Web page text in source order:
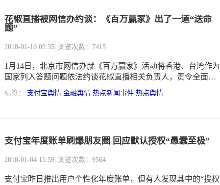
花椒直播被网信办约谈：《百万赢家》出了一道“送命
题”
2018-01-16 09:35 | 浏览次数：7415
1月14日，北京市网信办就《百万赢家》活动将香港、台湾作为
国家列入答题问题依法约谈花椒直播相关负责人，责令全面整
改，要求其余直播答题类企业全面排查。经查，花椒直播“百万
赢家”游戏1月13日12点场第6题将香港和台湾作为国家列入答案
标签： 支付宝舆情 金融舆情 热点新闻事件 热点舆情
支付宝年度账单刷爆朋友圈 回应默认授权“愚蠢至极”
2018-01-04 15:59 | 浏览次数：9564
支付宝昨日推出用户个性化年度账单，但有人发现其中的“授权